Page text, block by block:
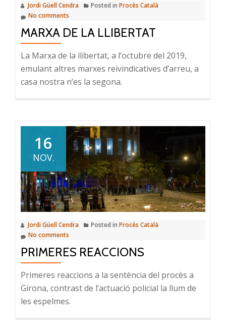
Jordi Güell Cendra Posted in Procès Català
No comments
MARXA DE LA LLIBERTAT
La Marxa de la llibertat, a l’octubre del 2019,
emulant altres marxes reivindicatives d’arreu, a
casa nostra n’es la segona.
16
NOV.
Jordi Güell Cendra Posted in Procès Català
No comments
PRIMERES REACCIONS
Primeres reaccions a la sentència del procès a
Girona, contrast de l’actuació policial la llum de
les espelmes.